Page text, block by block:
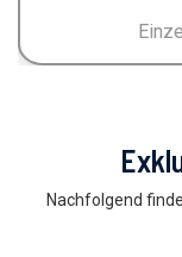
Nachfolgend